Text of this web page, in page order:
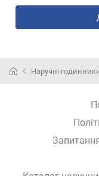
Наручні